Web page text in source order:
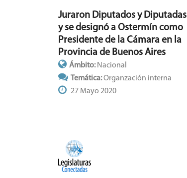
Juraron Diputados y Diputadas
y se designó a Ostermín como
Presidente de la Cámara en la
Provincia de Buenos Aires
Ámbito: Nacional
Temática:Organzación interna
27 Mayo 2020